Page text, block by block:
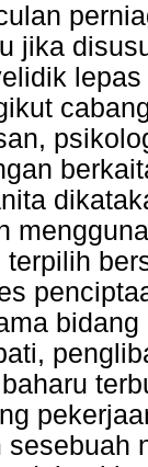
jika
sesebuah